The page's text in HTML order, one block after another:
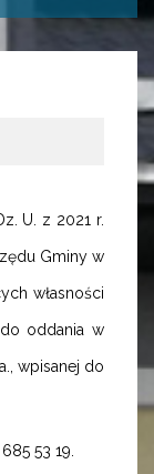
U. z 2021 r.
Gminy w
własności
oddania w
wpisanej do
53 19.